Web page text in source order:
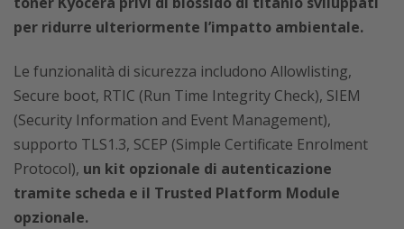
per ridurre ulteriormente l’impatto ambientale.
Le funzionalità di sicurezza includono Allowlisting,
Secure boot, RTIC (Run Time Integrity Check), SIEM
(Security Information and Event Management),
supporto TLS1.3, SCEP (Simple Certificate Enrolment
Protocol), un kit opzionale di autenticazione
tramite scheda e il Trusted Platform Module
opzionale.